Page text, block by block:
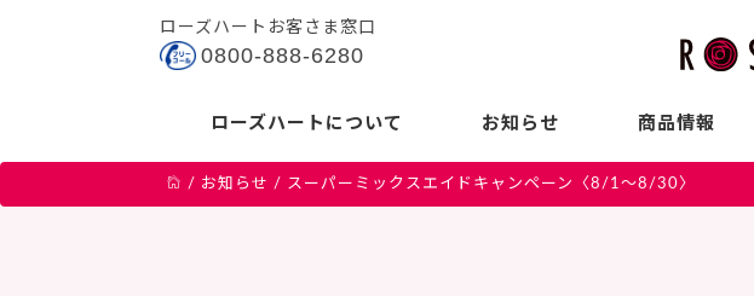
ローズハートについて お知らせ 商品情報
ローズハートお客さま窓口
0800-888-6280
/ お知らせ / スーパーミックスエイドキャンペーン〈8/1～8/30〉